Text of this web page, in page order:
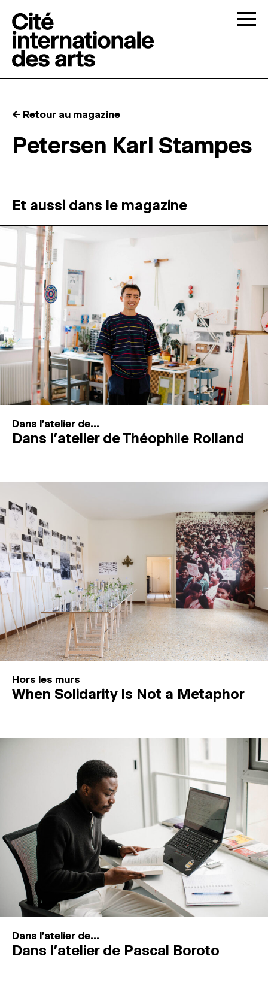
RÉSIDENCES ↓
ATELIERS OUVERTS
PROGRAMMATION
MAGAZINE
ESPACES DE PRATIQUE ARTISTIQUE ↓
Recherche
Connexion
← Retour au magazine
Petersen Karl Stampes
Et aussi dans le magazine
Dans l'atelier de...
Dans l’atelier de Théophile Rolland
Hors les murs
When Solidarity Is Not a Metaphor
Dans l'atelier de...
Dans l’atelier de Pascal Boroto